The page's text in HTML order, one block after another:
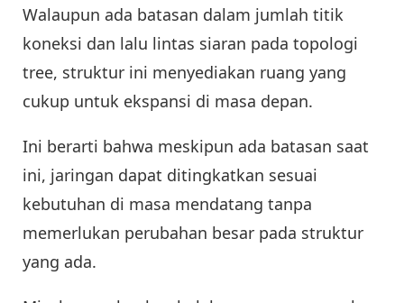
Walaupun ada batasan dalam jumlah titik
koneksi dan lalu lintas siaran pada topologi
tree, struktur ini menyediakan ruang yang
cukup untuk ekspansi di masa depan.
Ini berarti bahwa meskipun ada batasan saat
ini, jaringan dapat ditingkatkan sesuai
kebutuhan di masa mendatang tanpa
memerlukan perubahan besar pada struktur
yang ada.